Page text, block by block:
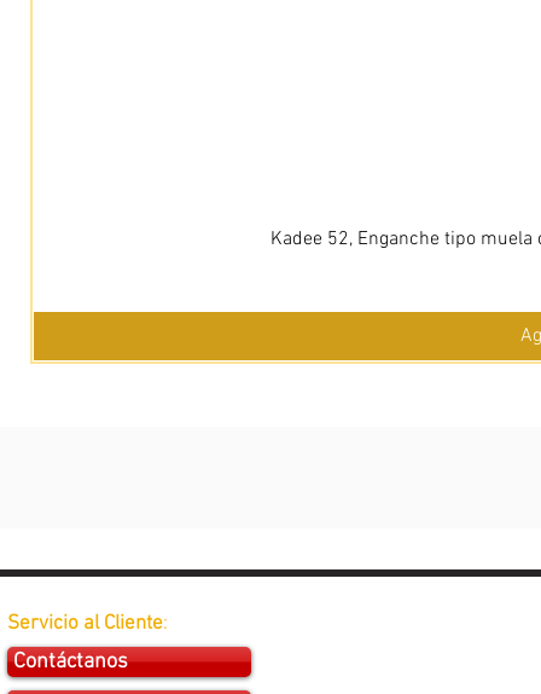
Kadee 52, Enganche tipo
Servicio al Cliente:
Contáctanos